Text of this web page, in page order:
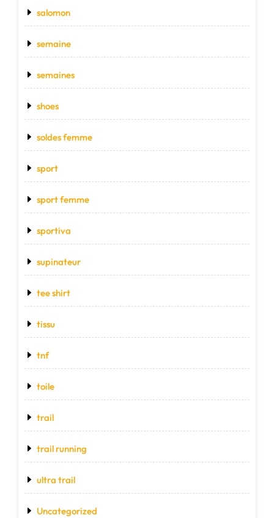
salomon
semaine
semaines
shoes
soldes femme
sport
sport femme
sportiva
supinateur
tee shirt
tissu
tnf
toile
trail
trail running
ultra trail
Uncategorized